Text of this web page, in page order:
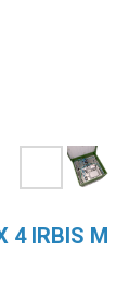
4 IRBIS M